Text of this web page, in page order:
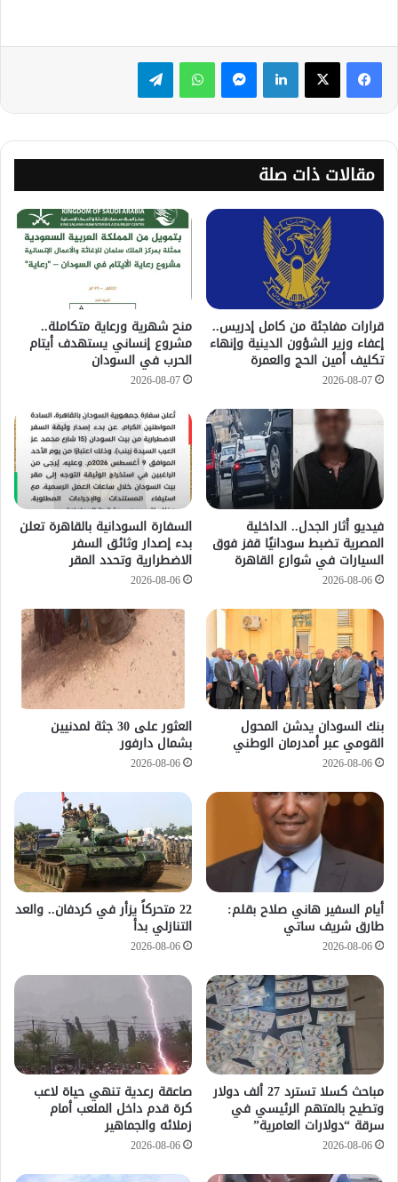
لينكدإن ماسنجر واتساب تيلقرام
مقالات ذات صلة
قرارات مفاجئة من كامل إدريس..
إعفاء وزير الشؤون الدينية وإنهاء
تكليف أمين الحج والعمرة
2026-08-07
منح شهرية ورعاية متكاملة..
مشروع إنساني يستهدف أيتام
الحرب في السودان
2026-08-07
فيديو أثار الجدل.. الداخلية
المصرية تضبط سودانيًا قفز فوق
السيارات في شوارع القاهرة
2026-08-06
السفارة السودانية بالقاهرة تعلن
بدء إصدار وثائق السفر
الاضطرارية وتحدد المقر
2026-08-06
بنك السودان يدشن المحول
القومي عبر أمدرمان الوطني
2026-08-06
العثور على 30 جثة لمدنيين
بشمال دارفور
2026-08-06
أيام السفير هاني صلاح بقلم:
طارق شريف ساتي
2026-08-06
22 متحركاً يزأر في كردفان.. والعد
التنازلي بدأ
2026-08-06
مباحث كسلا تسترد 27 ألف دولار
وتطيح بالمتهم الرئيسي في
سرقة “دولارات العامرية”
2026-08-06
صاعقة رعدية تنهي حياة لاعب
كرة قدم داخل الملعب أمام
زملائه والجماهير
2026-08-06